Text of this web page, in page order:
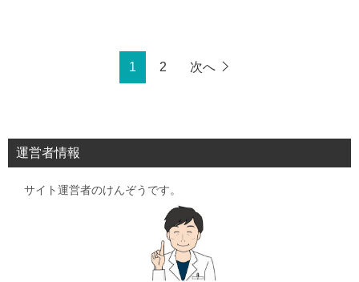
1 2 次へ
運営者情報
サイト運営者のけんぞうです。